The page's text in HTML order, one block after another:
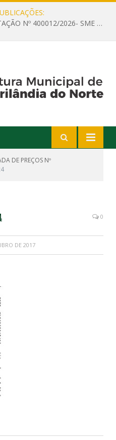
AVISO DE DISPENSA DE LICITAÇÃO Nº 400012/2026- SME – CONTRATAÇÃO DE EMPRESA ESPECIALIZADA PARA LOCAÇÃO DE ÔNIBUS EXECUTIVO COM CAPACIDADE DE 60 (SESSENTA) POLTRONAS, PARA TRANSPORTAR PROFESSORES RESPONSÁVEIS E ALUNOS PARA BRASÍLIA, COM SAÍDA DIA 10/08/2026 E RETORNO DIA 14/08/2026
DE PREÇOS Nº
0
DE 2017